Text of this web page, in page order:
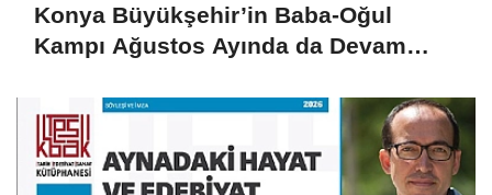
Konya Büyükşehir’in Baba-Oğul
Kampı Ağustos Ayında da Devam